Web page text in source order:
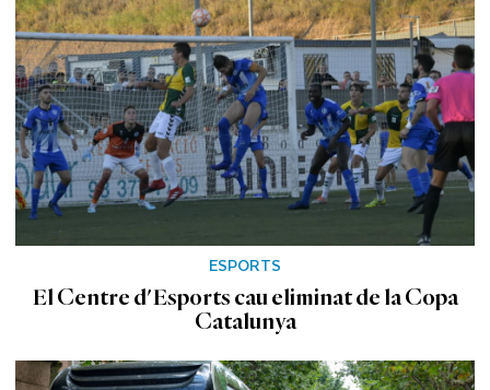
ESPORTS
El Centre d'Esports cau eliminat de la Copa
Catalunya